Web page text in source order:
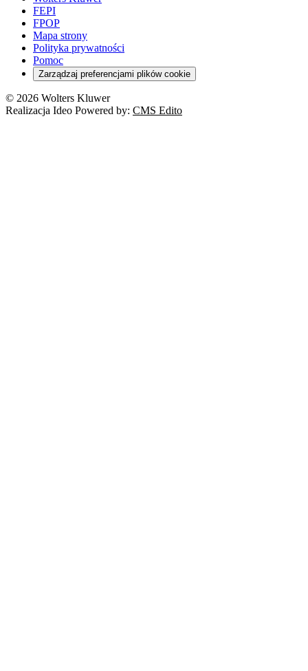
FEPI
FPOP
Mapa strony
Polityka prywatności
Pomoc
Zarządzaj preferencjami plików cookie
© 2026 Wolters Kluwer
Realizacja Ideo Powered by: CMS Edito